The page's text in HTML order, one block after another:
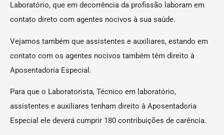
Laboratório, que em decorrência da profissão laboram em
contato direto com agentes nocivos à sua saúde.
Vejamos também que assistentes e auxiliares, estando em
contato com os agentes nocivos também têm direito à
Aposentadoria Especial.
Para que o Laboratorista, Técnico em laboratório,
assistentes e auxiliares tenham direito à Aposentadoria
Especial ele deverá cumprir 180 contribuições de carência.